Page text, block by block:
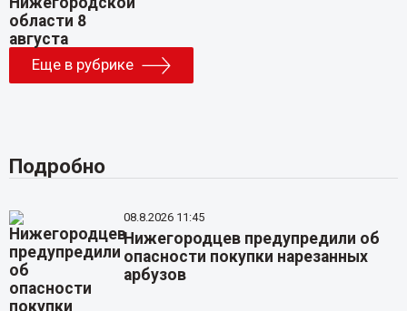
Еще в рубрике
Подробно
08.8.2026 11:45
Нижегородцев предупредили об
опасности покупки нарезанных
арбузов